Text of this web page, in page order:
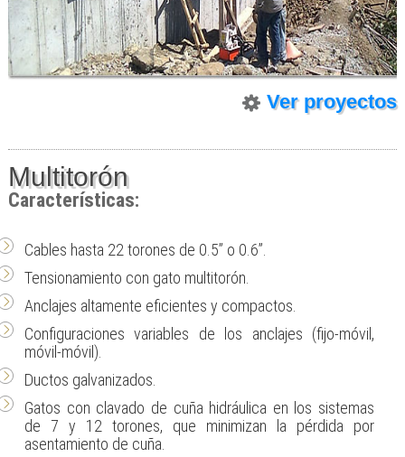
Ver proyectos
Multitorón
Características:
Cables hasta 22 torones de 0.5” o 0.6”.
Tensionamiento con gato multitorón.
Anclajes altamente eficientes y compactos.
Configuraciones variables de los anclajes (fijo-móvil,
móvil-móvil).
Ductos galvanizados.
Gatos con clavado de cuña hidráulica en los sistemas
de 7 y 12 torones, que minimizan la pérdida por
asentamiento de cuña.